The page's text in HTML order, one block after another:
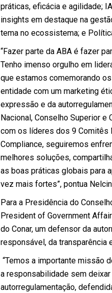
práticas, eficácia e agilidade;
insights em destaque na
tema no ecossistema; e
“Fazer parte da ABA é fazer
Tenho imenso orgulho em
que estamos comemorando
entidade com um marketing
expressão e da
Nacional, Conselho Superior e
com os líderes dos 9 Comitês
Compliance, seguiremos
melhores soluções,
as boas práticas globais para
vez mais fortes”, pontua
Para a Presidência do
President of Government
do Conar, um defensor da
responsável, da transparência
“Temos a importante missão
a responsabilidade sem
autorregulamentação,